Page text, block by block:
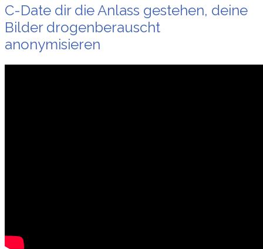
C-Date dir die Anlass gestehen, deine
Bilder drogenberauscht
anonymisieren